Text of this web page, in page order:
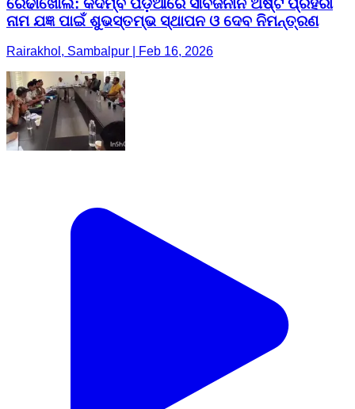
ନାମ ଯଜ୍ଞ ପାଇଁ ଶୁଭସ୍ତମ୍ଭ ସ୍ଥାପନ ଓ ଦେବ ନିମନ୍ତ୍ରଣ
Rairakhol, Sambalpur | Feb 16, 2026